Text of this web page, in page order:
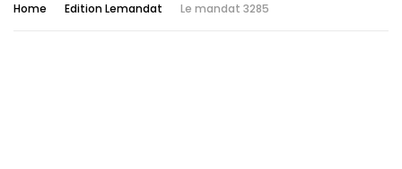
Home Edition Lemandat Le mandat 3285